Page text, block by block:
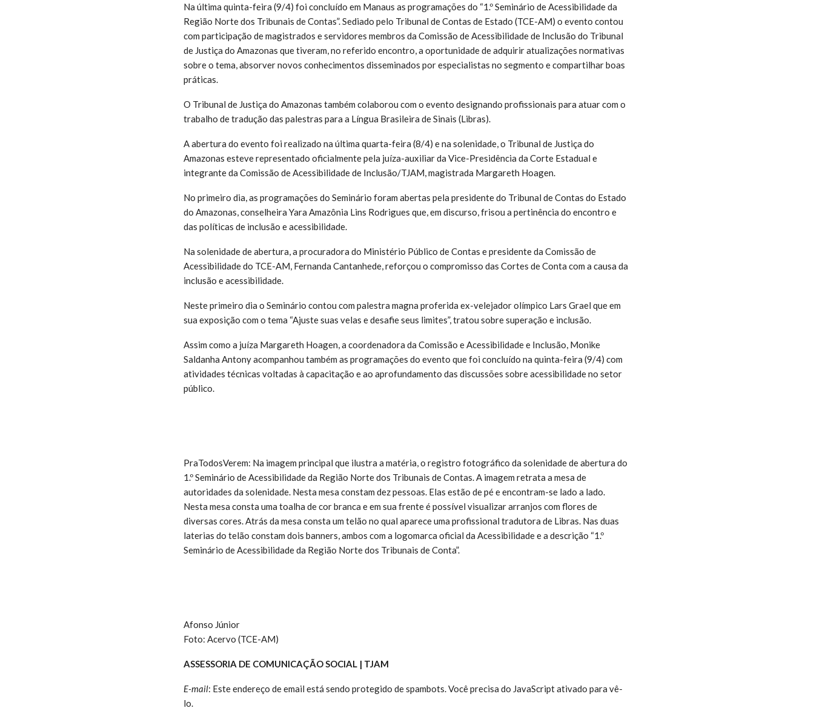
Na última quinta-feira (9/4) foi concluído em Manaus as programações do “1.º Seminário de Acessibilidade da
Região Norte dos Tribunais de Contas”. Sediado pelo Tribunal de Contas de Estado (TCE-AM) o evento contou
com participação de magistrados e servidores membros da Comissão de Acessibilidade de Inclusão do Tribunal
de Justiça do Amazonas que tiveram, no referido encontro, a oportunidade de adquirir atualizações normativas
sobre o tema, absorver novos conhecimentos disseminados por especialistas no segmento e compartilhar boas
práticas.
O Tribunal de Justiça do Amazonas também colaborou com o evento designando profissionais para atuar com o
trabalho de tradução das palestras para a Língua Brasileira de Sinais (Libras).
A abertura do evento foi realizado na última quarta-feira (8/4) e na solenidade, o Tribunal de Justiça do
Amazonas esteve representado oficialmente pela juíza-auxiliar da Vice-Presidência da Corte Estadual e
integrante da Comissão de Acessibilidade de Inclusão/TJAM, magistrada Margareth Hoagen.
No primeiro dia, as programações do Seminário foram abertas pela presidente do Tribunal de Contas do Estado
do Amazonas, conselheira Yara Amazônia Lins Rodrigues que, em discurso, frisou a pertinência do encontro e
das políticas de inclusão e acessibilidade.
Na solenidade de abertura, a procuradora do Ministério Público de Contas e presidente da Comissão de
Acessibilidade do TCE-AM, Fernanda Cantanhede, reforçou o compromisso das Cortes de Conta com a causa da
inclusão e acessibilidade.
Neste primeiro dia o Seminário contou com palestra magna proferida ex-velejador olímpico Lars Grael que em
sua exposição com o tema “Ajuste suas velas e desafie seus limites”, tratou sobre superação e inclusão.
Assim como a juíza Margareth Hoagen, a coordenadora da Comissão e Acessibilidade e Inclusão, Monike
Saldanha Antony acompanhou também as programações do evento que foi concluído na quinta-feira (9/4) com
atividades técnicas voltadas à capacitação e ao aprofundamento das discussões sobre acessibilidade no setor
público.
PraTodosVerem: Na imagem principal que ilustra a matéria, o registro fotográfico da solenidade de abertura do
1.º Seminário de Acessibilidade da Região Norte dos Tribunais de Contas. A imagem retrata a mesa de
autoridades da solenidade. Nesta mesa constam dez pessoas. Elas estão de pé e encontram-se lado a lado.
Nesta mesa consta uma toalha de cor branca e em sua frente é possível visualizar arranjos com flores de
diversas cores. Atrás da mesa consta um telão no qual aparece uma profissional tradutora de Libras. Nas duas
laterias do telão constam dois banners, ambos com a logomarca oficial da Acessibilidade e a descrição “1.º
Seminário de Acessibilidade da Região Norte dos Tribunais de Conta”.
Afonso Júnior
Foto: Acervo (TCE-AM)
ASSESSORIA DE COMUNICAÇÃO SOCIAL | TJAM
E-mail: Este endereço de email está sendo protegido de spambots. Você precisa do JavaScript ativado para vê-
lo.